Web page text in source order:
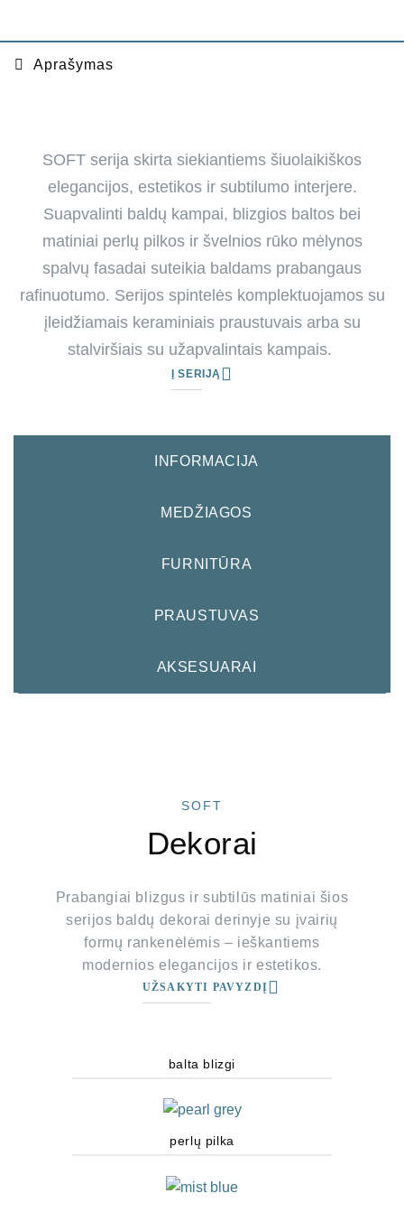
Aprašymas
SOFT serija skirta siekiantiems šiuolaikiškos
elegancijos, estetikos ir subtilumo interjere.
Suapvalinti baldų kampai, blizgios baltos bei
matiniai perlų pilkos ir švelnios rūko mėlynos
spalvų fasadai suteikia baldams prabangaus
rafinuotumo. Serijos spintelės komplektuojamos su
įleidžiamais keraminiais praustuvais arba su
stalviršiais su užapvalintais kampais.
Į SERIJĄ
INFORMACIJA
MEDŽIAGOS
FURNITŪRA
PRAUSTUVAS
AKSESUARAI
Dekorai
SOFT
Prabangiai blizgus ir subtilūs matiniai šios
serijos baldų dekorai derinyje su įvairių
formų rankenėlėmis – ieškantiems
modernios elegancijos ir estetikos.
UŽSAKYTI PAVYZDĮ
balta blizgi
perlų pilka